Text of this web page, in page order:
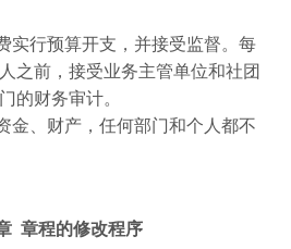
预算开支，并接受监督。每
之前，接受业务主管单位和社团
的财务审计。
财产，任何部门和个人都不
章程的修改程序